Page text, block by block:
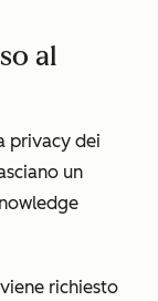
al
privacy dei
un
richiesto